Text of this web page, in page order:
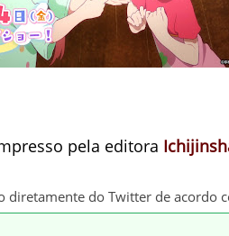
pela editora
diretamente do Twitter de acordo